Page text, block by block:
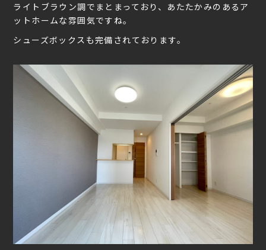
ライトブラウン調でまとまっており、あたたかみのあるア
ットホームな雰囲気ですね。
シューズボックスも完備されております。